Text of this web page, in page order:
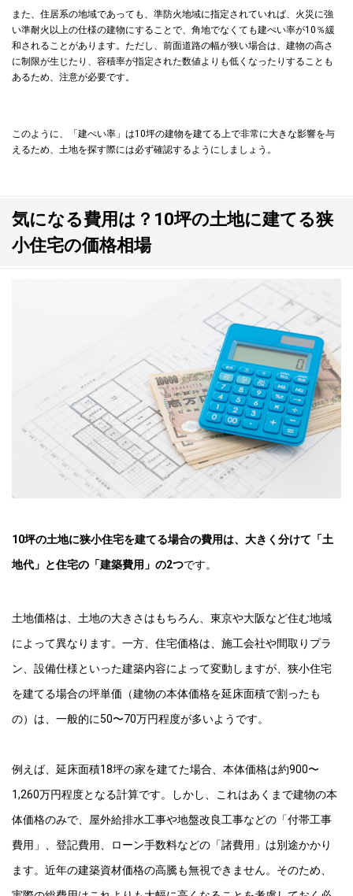
また、住居系の地域であっても、準防火地域に指定されていれば、火災に強
い準耐火以上の仕様の建物にすることで、角地でなくても建ぺい率が10％緩
和されることがあります。ただし、前面道路の幅が狭い場合は、建物の高さ
に制限が生じたり、容積率が指定された数値よりも低くなったりすることも
あるため、注意が必要です。
このように、「建ぺい率」は10坪の建物を建てる上で非常に大きな影響を与
えるため、土地を探す際には必ず確認するようにしましょう。
気になる費用は？10坪の土地に建てる狭
小住宅の価格相場
10坪の土地に狭小住宅を建てる場合の費用は、大きく分けて「土
地代」と住宅の「建築費用」の2つです。
土地価格は、土地の大きさはもちろん、東京や大阪など住む地域
によって異なります。一方、住宅価格は、施工会社や間取りプラ
ン、設備仕様といった建築内容によって変動しますが、狭小住宅
を建てる場合の坪単価（建物の本体価格を延床面積で割ったも
の）は、一般的に50〜70万円程度が多いようです。
例えば、延床面積18坪の家を建てた場合、本体価格は約900〜
1,260万円程度となる計算です。しかし、これはあくまで建物の本
体価格のみで、屋外給排水工事や地盤改良工事などの「付帯工事
費用」、登記費用、ローン手数料などの「諸費用」は別途かかり
ます。近年の建築資材価格の高騰も無視できません。そのため、